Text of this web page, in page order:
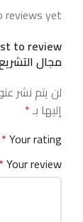
reviews yet.
مجال
لن يتم نشر
إليها بـ*
Your rating
*
Your review
*